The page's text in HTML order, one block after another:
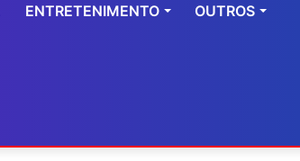
ENTRETENIMENTO OUTROS